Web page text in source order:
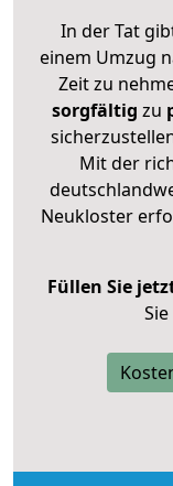
In der Tat
einem Umzug
Zeit zu
sorgfältig zu
Mit der
Neukloster
Füllen Sie